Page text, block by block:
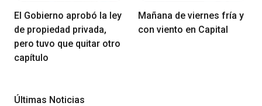
El Gobierno aprobó la ley
de propiedad privada,
pero tuvo que quitar otro
capítulo
Mañana de viernes fría y
con viento en Capital
Últimas Noticias